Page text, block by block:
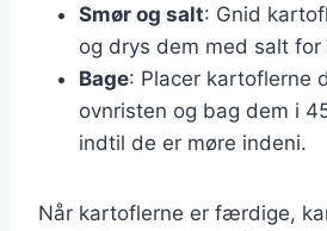
Smør og salt: Gnid
og drys dem med salt for
Bage: Placer kartoflerne
ovnristen og bag dem i
indtil de er møre indeni.
Når kartoflerne er færdige,